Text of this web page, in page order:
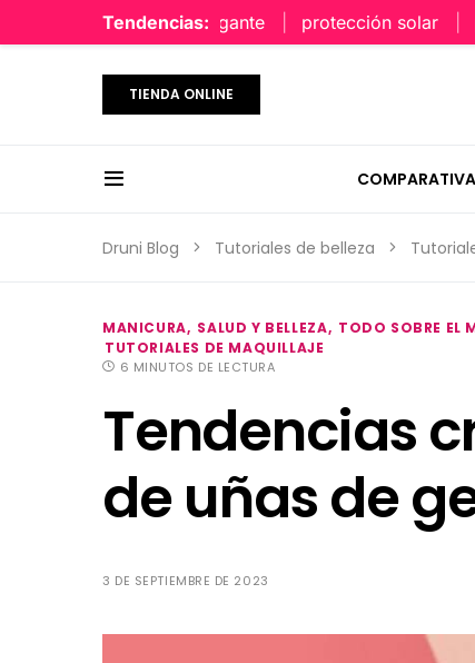
Tendencias:
perfume limpio y elegante protección solar
TIENDA ONLINE
Druni Blog Tutoriales de belleza
MANICURA SALUD Y BELLEZA TODO SOBRE EL
TUTORIALES DE MAQUILLAJE
6 MINUTOS DE LECTURA
Tendencias
de uñas de
3 DE SEPTIEMBRE DE 2023